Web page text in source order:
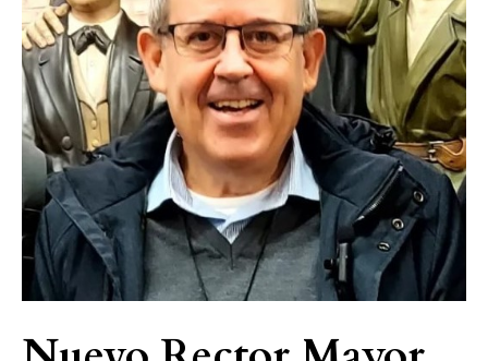
Congregación
Salesiana